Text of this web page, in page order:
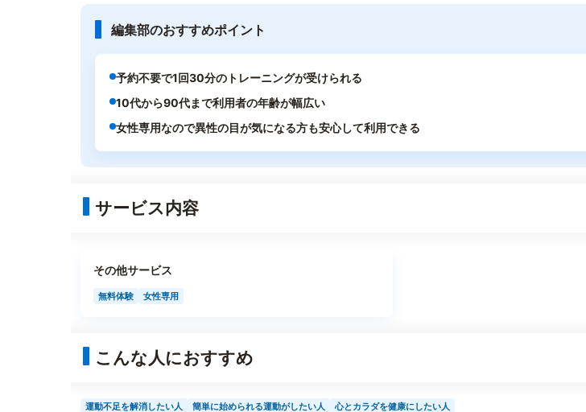
編集部のおすすめポイント
予約不要で1回30分のトレーニングが受けられる
10代から90代まで利用者の年齢が幅広い
女性専用なので異性の目が気になる方も安心して利用できる
サービス内容
その他サービス
無料体験 女性専用
こんな人におすすめ
運動不足を解消したい人 簡単に始められる運動がしたい人 心とカラダを健康にしたい人